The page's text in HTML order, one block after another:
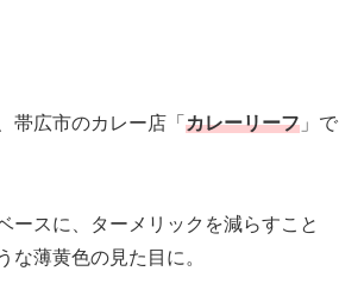
帯広市のカレー店「 カレーリーフ 」で
ースに、ターメリックを減らすこと
な薄黄色の見た目に。